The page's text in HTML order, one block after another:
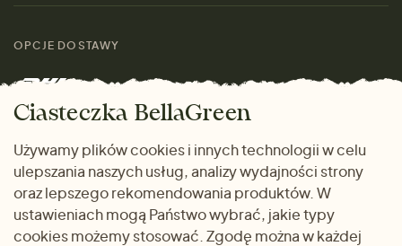
Skontaktuj się z nami
Marki
Kobiety
Mężczyźni
Prezenty
rozmiarach
Zwrot towaru
Dlaczego warto kupować
u nas
OPCJE DOSTAWY
METODY PŁATNOŚCI
Ciasteczka BellaGreen
Używamy plików cookies i innych technologii w celu
ulepszania naszych usług, analizy wydajności strony
oraz lepszego rekomendowania produktów. W
ustawieniach mogą Państwo wybrać, jakie typy
cookies możemy stosować. Zgodę można w każdej